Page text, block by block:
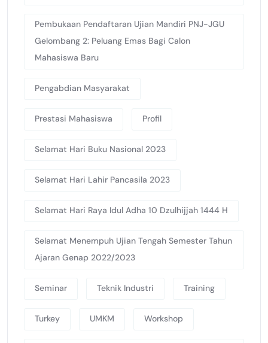
Pembukaan Pendaftaran Ujian Mandiri PNJ-JGU
Gelombang 2: Peluang Emas Bagi Calon
Mahasiswa Baru
Pengabdian Masyarakat
Prestasi Mahasiswa Profil
Selamat Hari Buku Nasional 2023
Selamat Hari Lahir Pancasila 2023
Selamat Hari Raya Idul Adha 10 Dzulhijjah 1444 H
Selamat Menempuh Ujian Tengah Semester Tahun
Ajaran Genap 2022/2023
Seminar Teknik Industri Training
Turkey UMKM Workshop